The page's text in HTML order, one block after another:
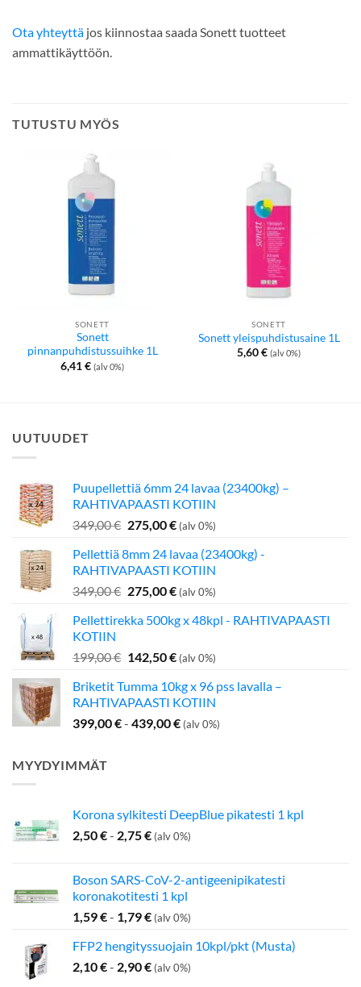
Ota yhteyttä jos kiinnostaa saada Sonett tuotteet
ammattikäyttöön.
TUTUSTU MYÖS
SONETT
Sonett
pinnanpuhdistussuihke 1L
6,41€ (alv 0%)
SONETT
Sonett yleispuhdistusaine 1L
5,60€ (alv 0%)
UUTUUDET
Puupellettiä 6mm 24 lavaa (23400kg) –
RAHTIVAPAASTI KOTIIN
349,00€ Alkuperäinen
oli:
349,00 €.
275,00€Nykyinen
on:
275,00 €.
(alv 0%)
Pellettiä 8mm 24 lavaa (23400kg) -
RAHTIVAPAASTI KOTIIN
349,00€ Alkuperäinen
oli:
275,00€Nykyinen
on:
(alv 0%)
Pellettirekka 500kg x 48kpl - RAHTIVAPAASTI
KOTIIN
199,00€ Alkuperäinen
oli:
199,00 €.
142,50€Nykyinen
on:
142,50 €.
(alv 0%)
Briketit Tumma 10kg x 96 pss lavalla –
RAHTIVAPAASTI KOTIIN
399,00€- 439,00€ (alv 0%)
MYYDYIMMÄT
Korona sylkitesti DeepBlue pikatesti 1 kpl
2,50€- 2,75€ (alv 0%)
Boson SARS-CoV-2-antigeenipikatesti
koronakotitesti 1 kpl
1,59€- 1,79€ (alv 0%)
FFP2 hengityssuojain 10kpl/pkt (Musta)
2,10€- 2,90€ (alv 0%)